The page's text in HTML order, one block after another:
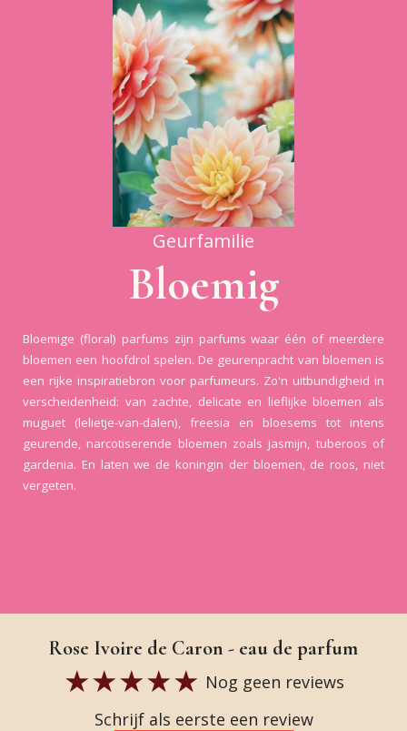
Geurfamilie
Bloemig
Bloemige (floral) parfums zijn parfums waar één of meerdere
bloemen een hoofdrol spelen. De geurenpracht van bloemen is
een rijke inspiratiebron voor parfumeurs. Zo'n uitbundigheid in
verscheidenheid: van zachte, delicate en lieflijke bloemen als
muguet (lelietje-van-dalen), freesia en bloesems tot intens
geurende, narcotiserende bloemen zoals jasmijn, tuberoos of
gardenia. En laten we de koningin der bloemen, de roos, niet
vergeten.
Rose Ivoire de Caron - eau de parfum
Nog geen reviews
Schrijf als eerste een review